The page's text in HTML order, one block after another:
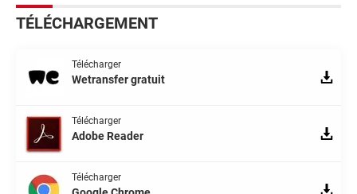
TÉLÉCHARGEMENT
Télécharger
Wetransfer gratuit
Télécharger
Adobe Reader
Télécharger